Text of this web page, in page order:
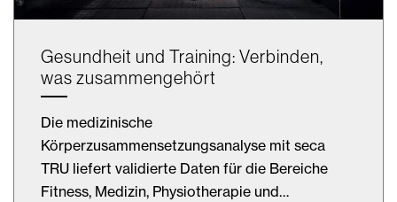
Gesundheit und Training: Verbinden,
was zusammengehört
Die medizinische
Körperzusammensetzungsanalyse mit seca
TRU liefert validierte Daten für die Bereiche
Fitness, Medizin, Physiotherapie und…